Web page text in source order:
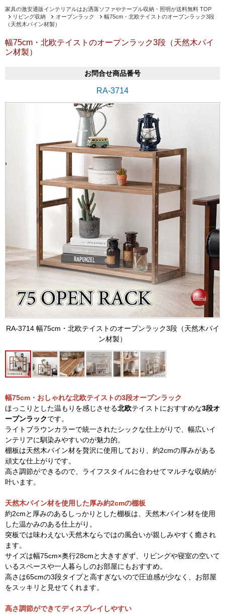
家具の激安通販インテリアルはお洒落ソファやテーブル収納・照明が送料無料 TOP
リビング収納
オープンラック
幅75cm・北欧テイストのオープンラック3段
（天然木パイン材製）
幅75cm・北欧テイストのオープンラック3段（天然木パイ
ン材製）
お問合せ商品番号
RA-3714
RA-3714 幅75cm・北欧テイストのオープンラック3段（天然木パイ
ン材製）
幅75cm・おしゃれな北欧テイストの3段オープンラック
ほっこりとした温もりを感じさせる北欧テイストにおすすめな3段オ
ープンラックです。
ライトブラウンカラーで統一されたシックな仕上がりで、幅広いイ
ンテリアに馴染みやすいのが魅力的。
棚板は天然木パイン材を贅沢に使用しており、約2cmの厚みがある
頑丈な仕上がりです。
高さ調節ができるので、ライフスタイルに合わせてマルチな収納が
叶います。
天然木パイン材を使用した厚み約2cmの棚板
約2cmと厚みのあるしっかりとした棚板は、天然木パイン材を使用
した温かみのある仕上がり。
突板では味わえない天然木ならではの風合いが親しみやすく癒され
ます。
サイズは幅75cm×奥行28cmと大きすぎず、リビングや寝室の空いて
いるスペースや一人暮らしのお部屋にもおすすめ。
高さは65cmの3段タイプと高すぎないので圧迫感が少なく、お部屋
をスッキリと見せてくれます。
高さ調節ができてディスプレイしやすい